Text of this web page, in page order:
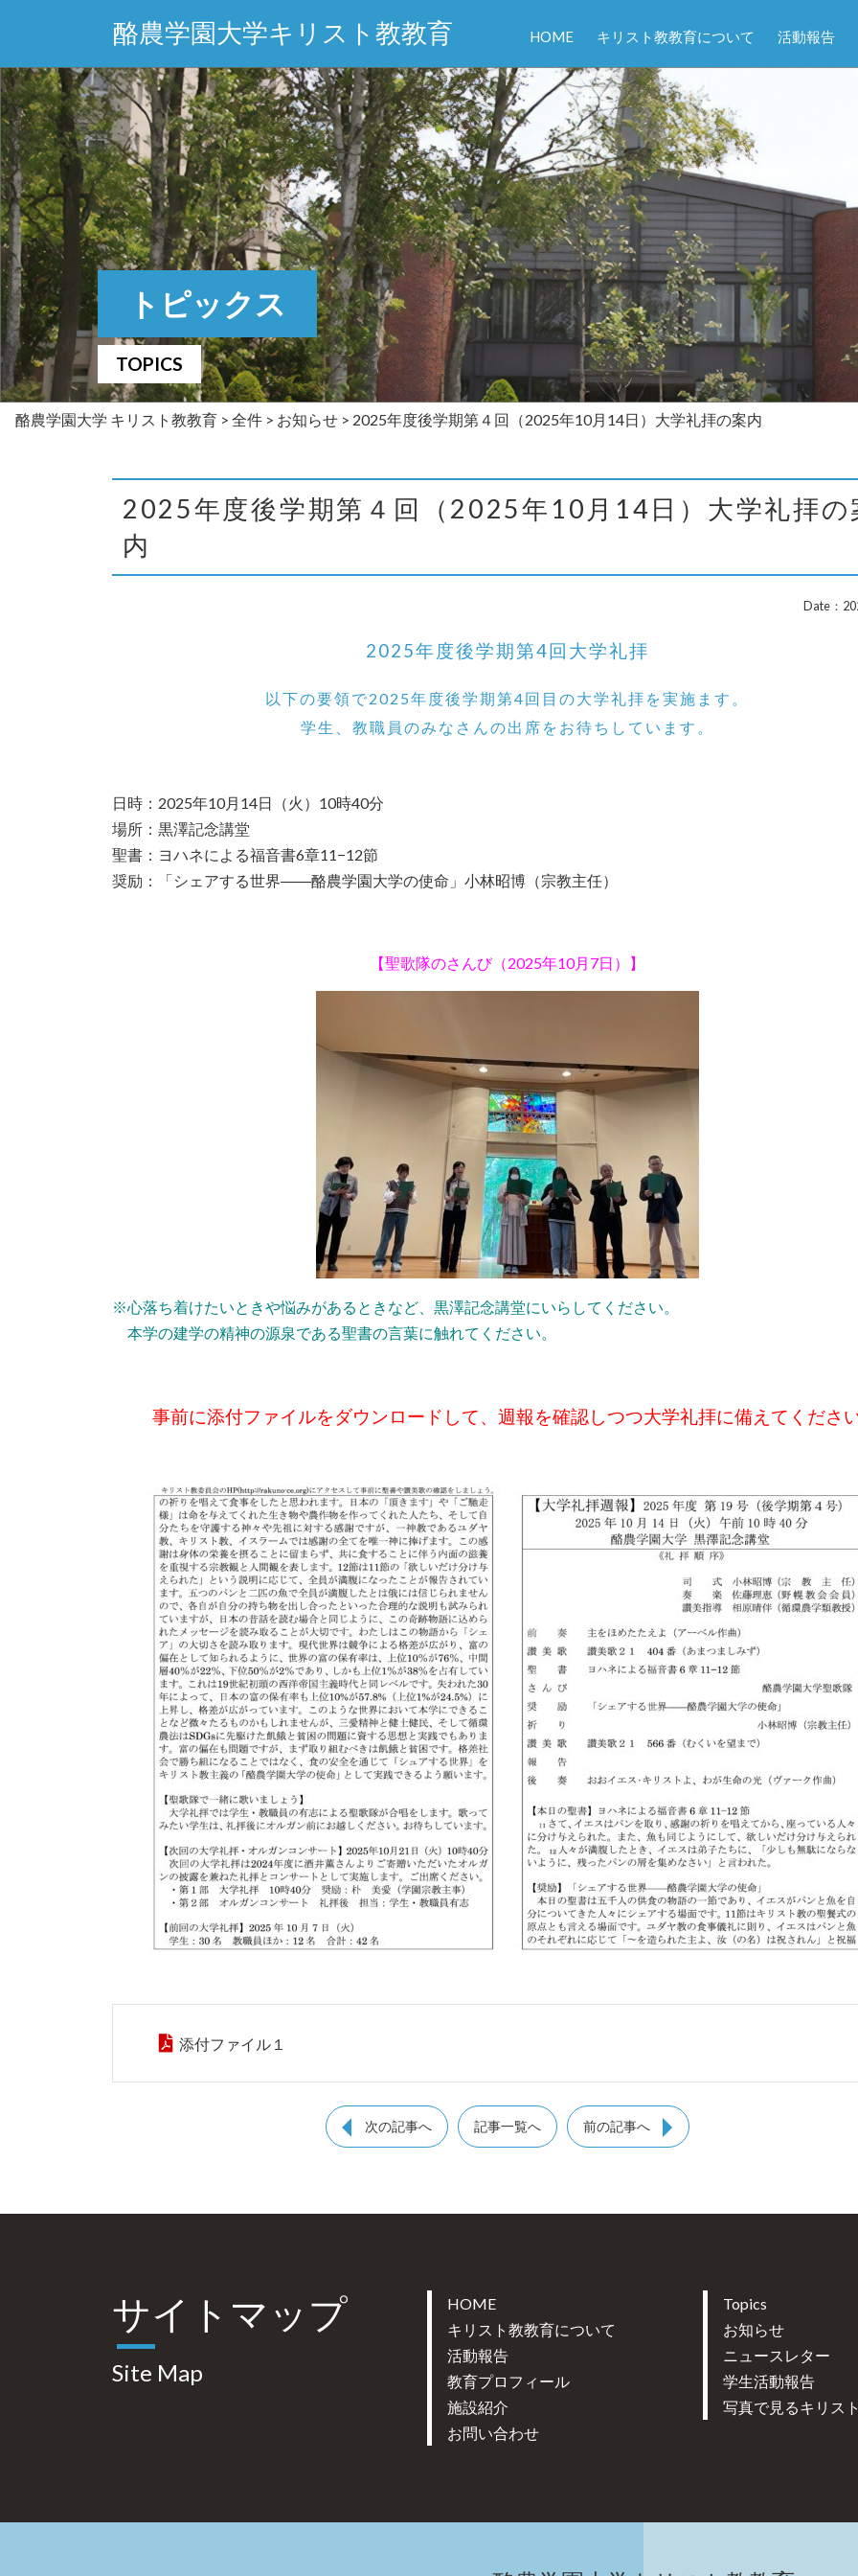
酪農学園大学キリスト教教育 HOME キリスト教教育について 活動報告
トピックス
TOPICS
酪農学園大学 キリスト教教育 > 全件 > お知らせ > 2025年度後学期第４回（2025年10月14日）大学礼拝の案内
2025年度後学期第４回（2025年10月14日）大学礼拝の
内
Date：
2025年度後学期第4回大学礼拝
以下の要領で2025年度後学期第4回目の大学礼拝を実施ます。
学生、教職員のみなさんの出席をお待ちしています。
日時：2025年10月14日（火）10時40分
場所：黒澤記念講堂
聖書：ヨハネによる福音書6章11−12節
奨励：「シェアする世界――酪農学園大学の使命」小林昭博（宗教主任）
【聖歌隊のさんび（2025年10月7日）】
※心落ち着けたいときや悩みがあるときなど、黒澤記念講堂にいらしてください。
本学の建学の精神の源泉である聖書の言葉に触れてください。
事前に添付ファイルをダウンロードして、週報を確認しつつ大学礼拝に備えてくださ
添付ファイル１
次の記事へ 記事一覧へ 前の記事へ
サイトマップ
Site Map
HOME
キリスト教教育について
活動報告
教育プロフィール
施設紹介
お問い合わせ
Topics
お知らせ
ニュースレター
学生活動報告
写真で見るキリス